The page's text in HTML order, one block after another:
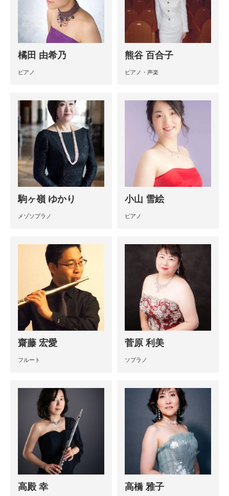
橘田 由希乃
ピアノ
熊谷 百合子
ピアノ・声楽
駒ヶ嶺 ゆかり
メゾソプラノ
小山 雪絵
ピアノ
齋藤 宏愛
フルート
菅原 利美
ソプラノ
高殿 幸 高橋 雅子